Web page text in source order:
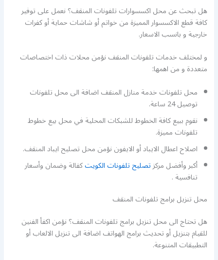
هل تبحث عن محل اكسسوارات تلفونات المنقف؟ نعمل على توفير
كافة قطع الاكسسوار المميزة من خواتم أو شاشات حماية أو كفرات
خارجية و بانسب الاسعار.
و لمختلف خدمات تلفونات المنقف نؤمن محلات ذات اختصاصات
متعددة و من اهمها:
محل تلفونات خدمة منازل المنقف اضافة الى محل تلفونات
توصيل 24 ساعة.
نقوم ببيع كافة الخطوط للشبكات المحلية في محل بيع خطوط
تلفونات مميزة.
اصلاح اعطال الايباد أو الايفون نؤمن محل تصليح ايباد المنقف.
أكبر وأفضل مركزتصليح تلفونات الكويتكفالة وضمان وأسعار
تنافسية .
محل تنزيل برامج تلفونات المنقف
هل تحتاج الى محل تنزيل برامج تلفونات المنقف؟ نؤمن اكفأ الفنين
للقيام بتنزيل أو تحديث برامج الهواتف اضافة الى تنزيل الالعاب أو
التطبيقات المتنوعة.